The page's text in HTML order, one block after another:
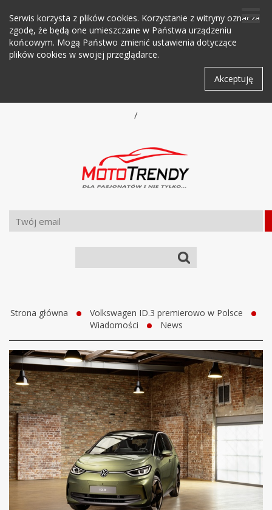
Serwis korzysta z plików cookies. Korzystanie z witryny oznacza
zgodę, że będą one umieszczane w Państwa urządzeniu
końcowym. Mogą Państwo zmienić ustawienia dotyczące
plików cookies w swojej przeglądarce.
Akceptuję
/
Strona główna
Volkswagen ID.3 premierowo w Polsce
Wiadomości
News